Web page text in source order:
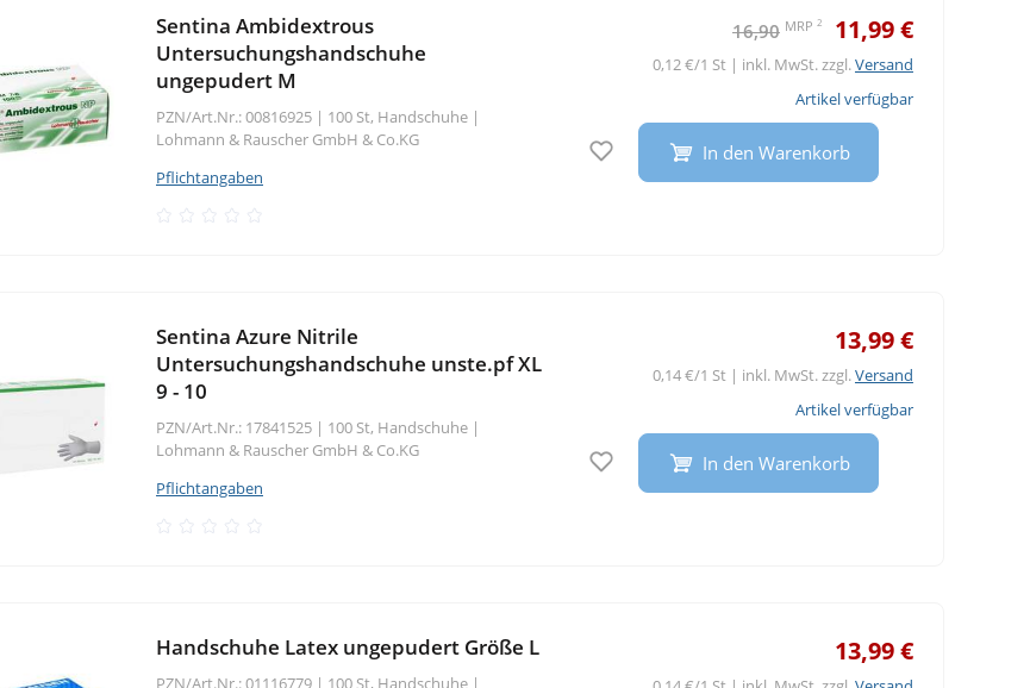
Sentina Ambidextrous
Untersuchungshandschuhe
ungepudert M
PZN/Art.Nr.: 00816925 | 100 St, Handschuhe |
Lohmann & Rauscher GmbH & Co.KG
Pflichtangaben
16,90 MRP 2 11,99 €
0,12 €/1 St | inkl. MwSt. zzgl.Versand
Artikel verfügbar
Auf den Merkzettel
In den Warenkorb
Sentina Azure Nitrile
Untersuchungshandschuhe unste.pf XL
9 - 10
PZN/Art.Nr.: 17841525 | 100 St, Handschuhe |
Lohmann & Rauscher GmbH & Co.KG
Pflichtangaben
13,99 €
0,14 €/1 St | inkl. MwSt. zzgl.Versand
Artikel verfügbar
Auf den Merkzettel
In den Warenkorb
Handschuhe Latex ungepudert Größe L
PZN/Art.Nr.: 01116779 | 100 St, Handschuhe |
13,99 €